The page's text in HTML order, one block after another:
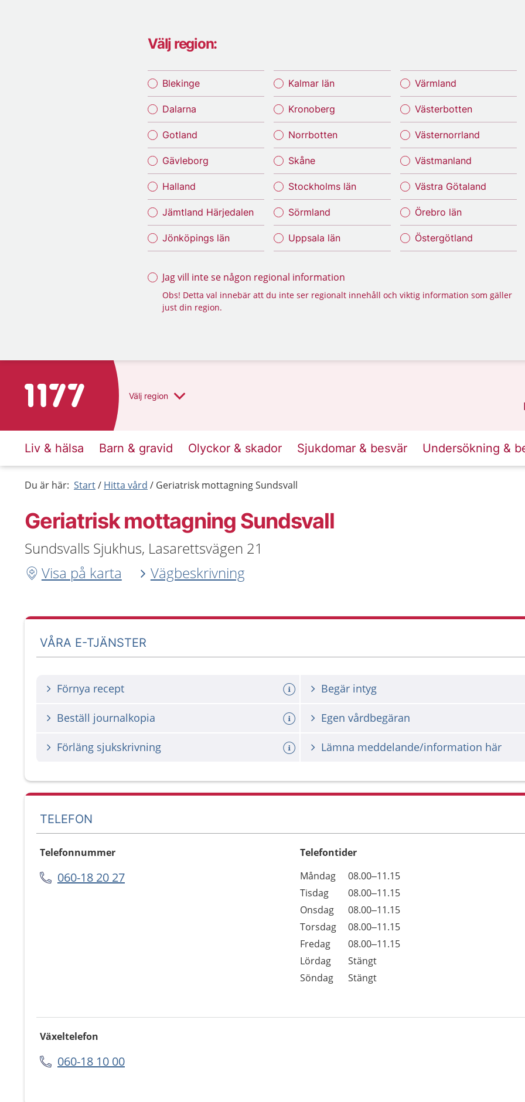
Välj region:
Blekinge
Dalarna
Gotland
Gävleborg
Halland
Jämtland Härjedalen
Jönköpings län
Kalmar län
Kronoberg
Norrbotten
Skåne
Stockholms län
Sörmland
Uppsala län
Värmland
Västerbotten
Västernorrland
Västmanland
Västra Götaland
Örebro län
Östergötland
Jag vill inte se någon regional information
Obs! Detta val innebär att du inte ser regionalt innehåll och viktig information som gäller
just din region.
Till startsidan för 1177 Välj region
Liv & hälsa Barn & gravid Olyckor & skador Sjukdomar & besvär Undersökning &
Du är här: Start Hitta vård Geriatrisk mottagning Sundsvall
Geriatrisk mottagning Sundsvall
Sundsvalls Sjukhus, Lasarettsvägen 21
Visa på karta
Vägbeskrivning
VÅRA E-TJÄNSTER
Förnya recept Begär intyg
Beställ journalkopia Egen vårdbegäran
Förläng sjukskrivning Lämna meddelande/information här
TELEFON
Telefonnummer
060-18 20 27
Telefontider
Dag
Öppettider
Kommentarer
Måndag
08.00–11.15
Tisdag
08.00–11.15
Onsdag
08.00–11.15
Torsdag
08.00–11.15
Fredag
08.00–11.15
Lördag
Stängt
Söndag
Stängt
Växeltelefon
060-18 10 00